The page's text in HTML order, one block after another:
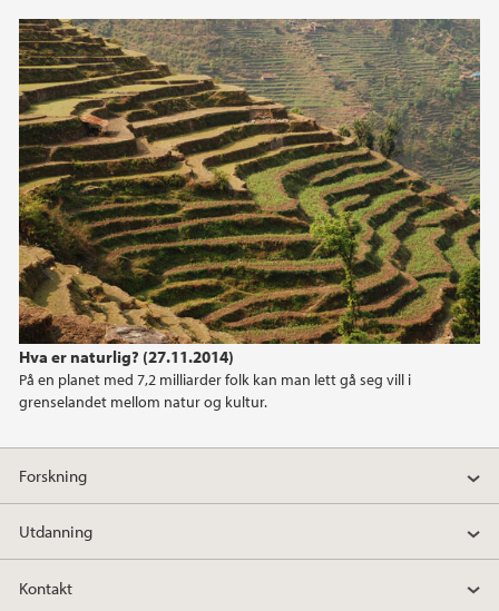
Hva er naturlig? (27.11.2014)
På en planet med 7,2 milliarder folk kan man lett gå seg vill i
grenselandet mellom natur og kultur.
Forskning
Utdanning
Kontakt